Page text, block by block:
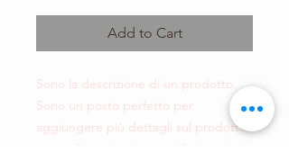
Add to Cart
Sono la descrizione di un prodotto.
Sono un posto perfetto per
aggiungere più dettagli sul prodotto,
come dimensioni, materiali, istruzioni